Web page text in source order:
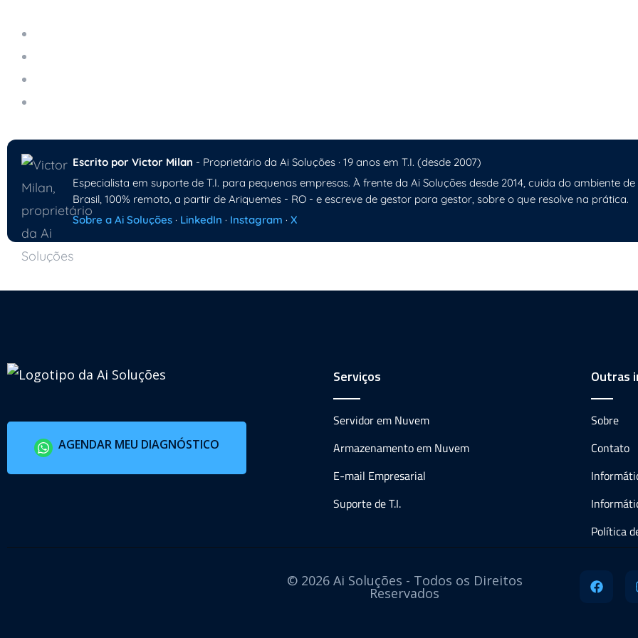
Escrito por Victor Milan - Proprietário da Ai Soluções · 19 anos em T.I. (desde 2007)
Especialista em suporte de T.I. para pequenas empresas. À frente da Ai Soluções desde 2014, cuida do ambiente
Brasil, 100% remoto, a partir de Ariquemes - RO - e escreve de gestor para gestor, sobre o que resolve na prática.
Sobre a Ai Soluções · LinkedIn · Instagram · X
AGENDAR MEU DIAGNÓSTICO
Serviços
Servidor em Nuvem
Armazenamento em Nuvem
E-mail Empresarial
Suporte de T.I.
Outras
Sobre
Contato
Política
© 2026 Ai Soluções - Todos os Direitos
Reservados